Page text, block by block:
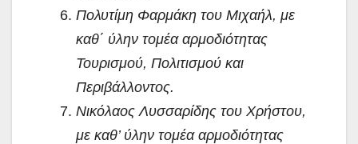
Πολυτίμη Φαρμάκη του Μιχαήλ, με
καθ΄ ύλην τομέα αρμοδιότητας
Τουρισμού, Πολιτισμού και
Περιβάλλοντος.
Νικόλαος Λυσσαρίδης του Χρήστου,
με καθ’ ύλην τομέα αρμοδιότητας